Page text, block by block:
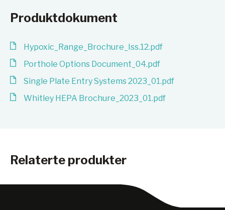
Produktdokument
Hypoxic_Range_Brochure_Iss.12.pdf
Porthole Options Document_04.pdf
Single Plate Entry Systems 2023_01.pdf
Whitley HEPA Brochure_2023_01.pdf
Relaterte produkter